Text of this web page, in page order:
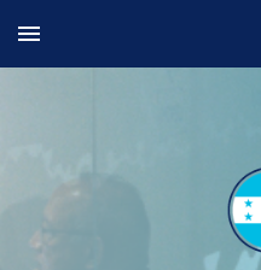
Skip to main content